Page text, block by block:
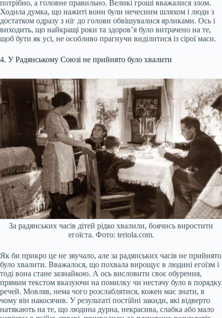
потрібно, а головне правильно. Великі гроші вважалися злом.
Ходила думка, що нажиті вони були нечесним шляхом і люди з
достатком одразу з ніг до голови обвішувалися ярликами. Ось і
виходить, що найкращі роки та здоров’я було витрачено на те,
щоб бути як усі, не особливо прагнучи виділитися із сірої маси.
4. У Радянському Союзі не прийнято було хвалити
За радянських часів дітей рідко хвалили, боячись виростити
егоїста. Фото: teriola.com.
Як би прикро це не звучало, але за радянських часів не прийнято
було хвалити. Вважалося, що похвала вирощує в людині егоїзм і
тоді вона стане зазнайкою. А ось висловити своє обурення,
прямим текстом вказуючи на помилку чи нестачу було в порядку
речей. Мовляв, нема чого розслаблятися, кожен має знати, в
чому він накосячив. У результаті постійні закиди, які відверто
натякають на те, що людина дурна, некрасива, слабка або мало